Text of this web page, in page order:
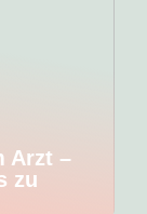
Arzt –
zu